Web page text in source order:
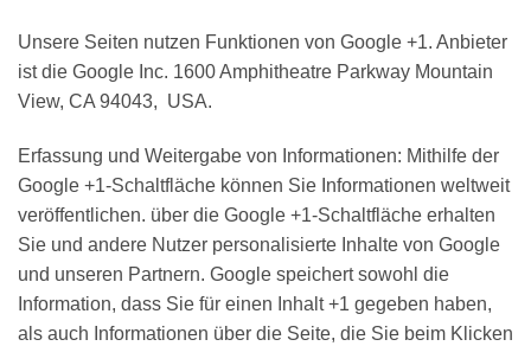
Unsere Seiten nutzen Funktionen von Google +1. Anbieter
ist die Google Inc. 1600 Amphitheatre Parkway Mountain
View, CA 94043, USA.
Erfassung und Weitergabe von Informationen: Mithilfe der
Google +1-Schaltfläche können Sie Informationen weltweit
veröffentlichen. über die Google +1-Schaltfläche erhalten
Sie und andere Nutzer personalisierte Inhalte von Google
und unseren Partnern. Google speichert sowohl die
Information, dass Sie für einen Inhalt +1 gegeben haben,
als auch Informationen über die Seite, die Sie beim Klicken